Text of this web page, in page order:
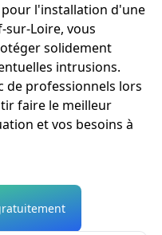
pour l'installation d'une
sur-Loire, vous
solidement
intrusions.
de professionnels lors
faire le meilleur
et vos besoins à